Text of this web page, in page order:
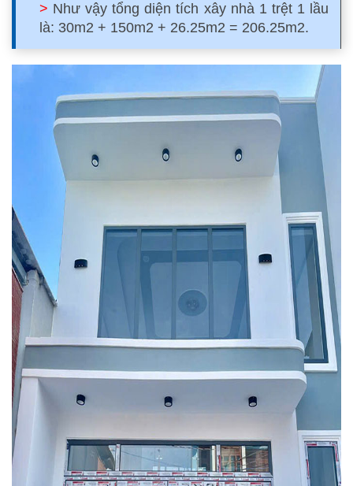
> Như vậy tổng diện tích xây nhà 1 trệt 1 lầu
là: 30m2 + 150m2 + 26.25m2 = 206.25m2.